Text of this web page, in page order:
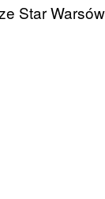
Star